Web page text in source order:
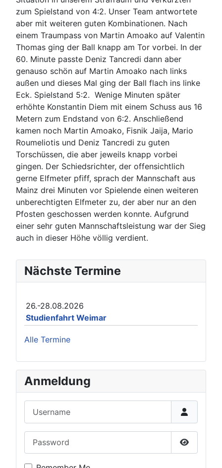
zum Spielstand von 4:2. Unser Team antwortete
aber mit weiteren guten Kombinationen. Nach
einem Traumpass von Martin Amoako auf Valentin
Thomas ging der Ball knapp am Tor vorbei. In der
60. Minute passte Deniz Tancredi dann aber
genauso schön auf Martin Amoako nach links
außen und dieses Mal ging der Ball flach ins linke
Eck. Spielstand 5:2. Wenige Minuten später
erhöhte Konstantin Diem mit einem Schuss aus 16
Metern zum Endstand von 6:2. Anschließend
kamen noch Martin Amoako, Fisnik Jaija, Mario
Roumeliotis und Deniz Tancredi zu guten
Torschüssen, die aber jeweils knapp vorbei
gingen. Der Schiedsrichter, der offensichtlich
gerne Elfmeter pfiff, sprach der Mannschaft aus
Mainz drei Minuten vor Spielende einen weiteren
unberechtigten Elfmeter zu, der aber nur an den
Pfosten geschossen werden konnte. Aufgrund
einer sehr guten Mannschaftsleistung war der Sieg
auch in dieser Höhe völlig verdient.
Nächste Termine
26.-28.08.2026
Studienfahrt Weimar
Alle Termine
Anmeldung
Show